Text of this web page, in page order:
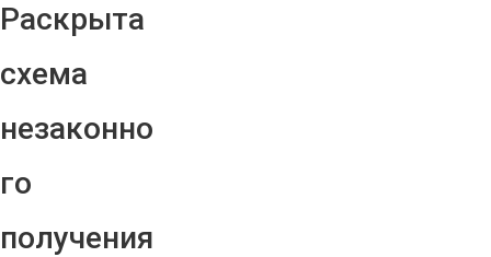
Раскрыта
схема
незаконно
го
получения